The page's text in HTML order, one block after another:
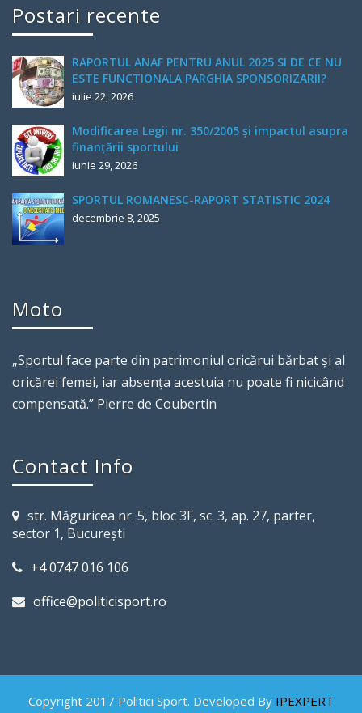
Postari recente
RAPORTUL ANAF PENTRU ANUL 2025 SI DE CE NU
ESTE FUNCTIONALA PARGHIA SPONSORIZARII?
iulie 22, 2026
Modificarea Legii nr. 350/2005 și impactul asupra
finanțării sportului
iunie 29, 2026
SPORTUL ROMANESC-RAPORT STATISTIC 2024
decembrie 8, 2025
Moto
„Sportul face parte din patrimoniul oricărui bărbat şi al
oricărei femei, iar absenţa acestuia nu poate fi nicicând
compensată.” Pierre de Coubertin
Contact Info
str. Măguricea nr. 5, bloc 3F, sc. 3, ap. 27, parter,
sector 1, Bucureşti
+4 0747 016 106
office@politicisport.ro
Copyright 2017 Politici Sport. Developed By IPEXPERT